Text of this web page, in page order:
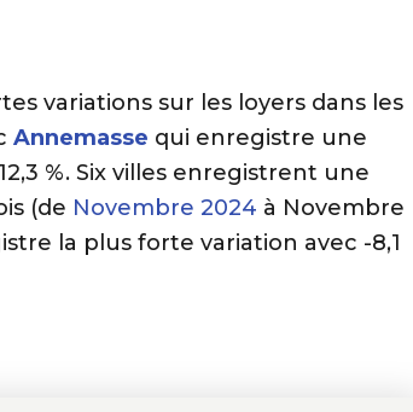
variations sur les loyers dans les
Annemasse qui enregistre une
%. Six villes enregistrent une
(de Novembre 2024 à Novembre
la plus forte variation avec -8,1